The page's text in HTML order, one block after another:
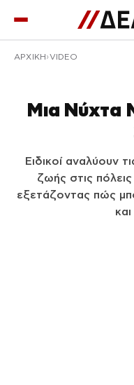
ΑΡΧΙΚΉ VIDEO
Μια Νύχτα
Ειδικοί αναλύουν
ζωής στις
εξετάζοντας πώς